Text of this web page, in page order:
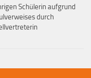
Schülerin aufgrund
durch